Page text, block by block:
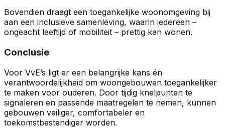
Bovendien draagt een toegankelijke woonomgeving bij
aan een inclusieve samenleving, waarin iedereen –
ongeacht leeftijd of mobiliteit – prettig kan wonen.
Conclusie
Voor VvE’s ligt er een belangrijke kans én
verantwoordelijkheid om woongebouwen toegankelijker
te maken voor ouderen. Door tijdig knelpunten te
signaleren en passende maatregelen te nemen, kunnen
gebouwen veiliger, comfortabeler en
toekomstbestendiger worden.